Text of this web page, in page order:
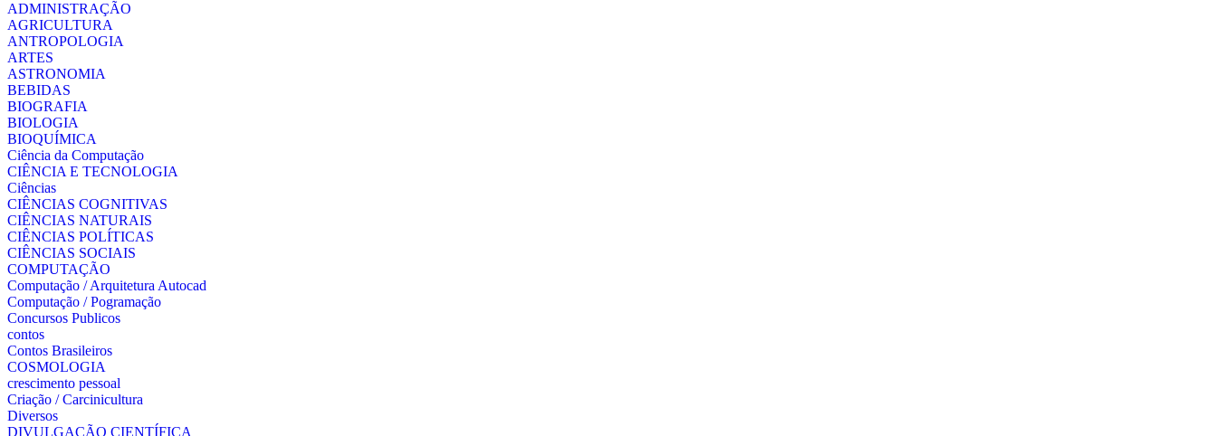
ADMINISTRAÇÃO
AGRICULTURA
ANTROPOLOGIA
ARTES
ASTRONOMIA
BEBIDAS
BIOGRAFIA
BIOLOGIA
BIOQUÍMICA
Ciência da Computação
CIÊNCIA E TECNOLOGIA
Ciências
CIÊNCIAS COGNITIVAS
CIÊNCIAS NATURAIS
CIÊNCIAS POLÍTICAS
CIÊNCIAS SOCIAIS
COMPUTAÇÃO
Computação / Arquitetura Autocad
Computação / Pogramação
Concursos Publicos
contos
Contos Brasileiros
COSMOLOGIA
crescimento pessoal
Criação / Carcinicultura
Diversos
DIVULGAÇÃO CIENTÍFICA